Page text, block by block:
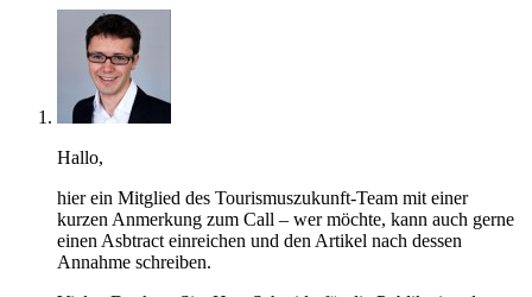
Hallo,
hier ein Mitglied des Tourismuszukunft-Team mit einer
kurzen Anmerkung zum Call – wer möchte, kann auch gerne
einen Asbtract einreichen und den Artikel nach dessen
Annahme schreiben.